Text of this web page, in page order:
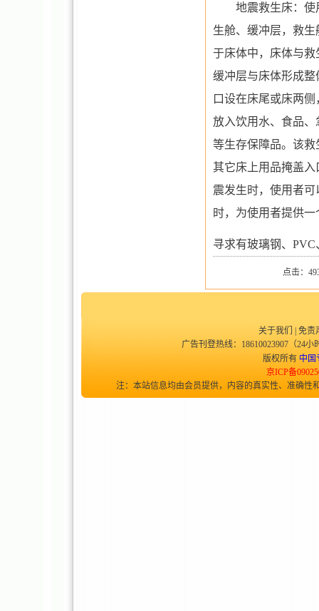
地震救生床：
生舱、缓冲层，救
于床体中，床体与
缓冲层与床体形成
口设在床尾或床两
放入饮用水、食品
等生存保障品。该
其它床上用品掩盖
震发生时，使用者
时，为使用者提供
寻求有玻璃钢、 PVC
点击：
关于我们
免责
广告刊登热线：18610023907（24
版权所有 中国
京ICP备
注：本站信息均由会员提供，内容的真实性、准确性